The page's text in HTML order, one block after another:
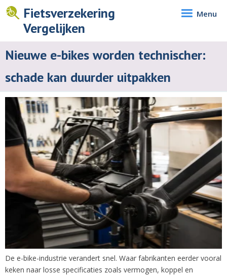
Fietsverzekering
Vergelijken
Menu
Nieuwe e-bikes worden technischer:
schade kan duurder uitpakken
De e-bike-industrie verandert snel. Waar fabrikanten eerder vooral
keken naar losse specificaties zoals vermogen, koppel en